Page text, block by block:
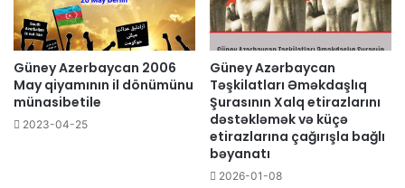
Güney Azerbaycan 2006
May qiyamının il dönümünu
münasibetile
2023-04-25
Güney Azərbaycan
Təşkilatları Əməkdaşlıq
Şurasının Xalq etirazlarını
dəstəkləmək və küçə
etirazlarına çağırışla bağlı
bəyanatı
2026-01-08